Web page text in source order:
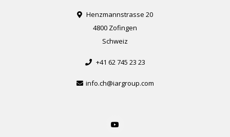
Henzmannstrasse 20
4800 Zofingen
Schweiz
+41 62 745 23 23
info.ch@iargroup.com